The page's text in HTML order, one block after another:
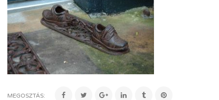
MEGOSZTÁS: